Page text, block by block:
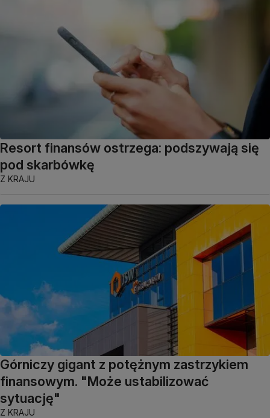
Resort finansów ostrzega: podszywają się
pod skarbówkę
Z KRAJU
Górniczy gigant z potężnym zastrzykiem
finansowym. "Może ustabilizować
sytuację"
Z KRAJU